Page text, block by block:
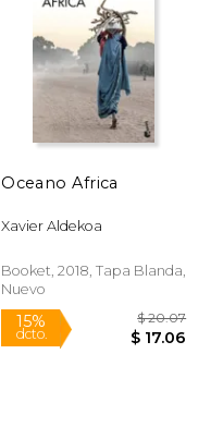
Oceano Africa
Xavier Aldekoa
Booket, 2018, Tapa Blanda,
Nuevo